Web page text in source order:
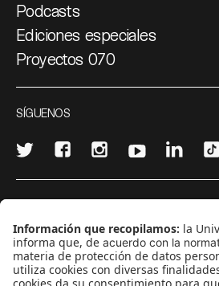
Podcasts
Ediciones especiales
Proyectos 070
SÍGUENOS
CONTÁCTANOS
cerosetenta@uniandes.edu.co